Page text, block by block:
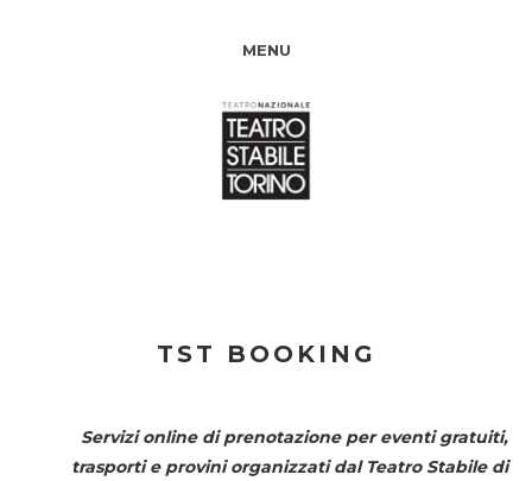
MENU
TST BOOKING
Servizi online di prenotazione per eventi gratuiti,
trasporti e provini organizzati dal Teatro Stabile di